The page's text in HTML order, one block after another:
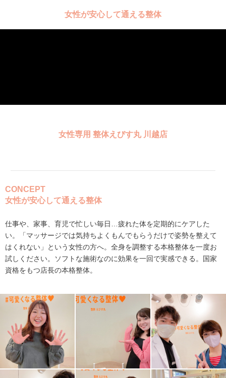
女性が安心して通える整体
女性専用 整体えびす丸 川越店
CONCEPT
女性が安心して通える整体
仕事や、家事、育児で忙しい毎日…疲れた体を定期的にケアした
い。「マッサージでは気持ちよくもんでもらうだけで姿勢を整えて
はくれない」という女性の方へ。全身を調整する本格整体を一度お
試しください。ソフトな施術なのに効果を一回で実感できる。国家
資格をもつ店長の本格整体。